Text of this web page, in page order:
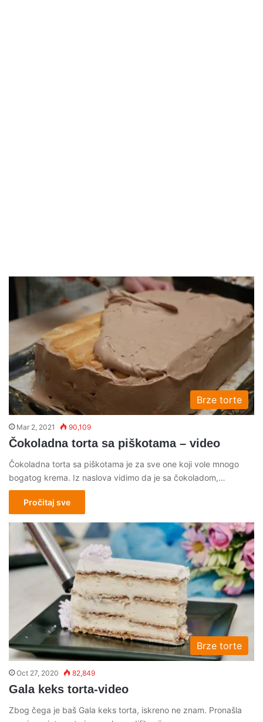
Brze torte
Mar 2, 2021 90,109
Čokoladna torta sa piškotama – video
Čokoladna torta sa piškotama je za sve one koji vole mnogo
bogatog krema. Iz naslova vidimo da je sa čokoladom,…
Pročitaj sve
Brze torte
Oct 27, 2020 82,849
Gala keks torta-video
Zbog čega je baš Gala keks torta, iskreno ne znam. Pronašla